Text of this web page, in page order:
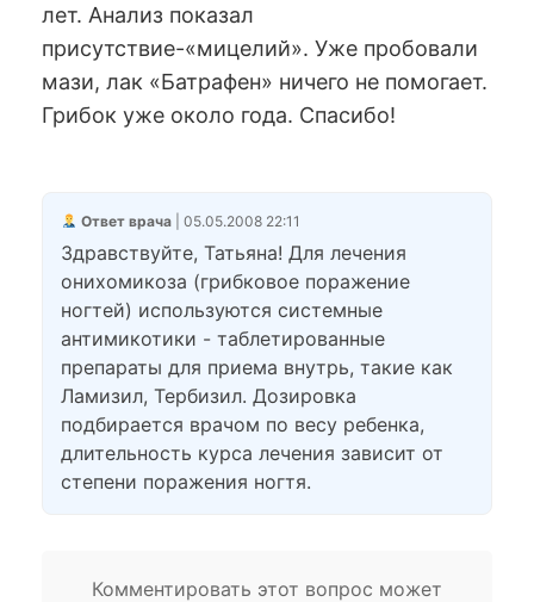
лет. Анализ показал
присутствие-«мицелий». Уже пробовали
мази, лак «Батрафен» ничего не помогает.
Грибок уже около года. Спасибо!
Ответ врача| 05.05.2008 22:11
Здравствуйте, Татьяна! Для лечения
онихомикоза (грибковое поражение
ногтей) используются системные
антимикотики - таблетированные
препараты для приема внутрь, такие как
Ламизил, Тербизил. Дозировка
подбирается врачом по весу ребенка,
длительность курса лечения зависит от
степени поражения ногтя.
Комментировать этот вопрос может